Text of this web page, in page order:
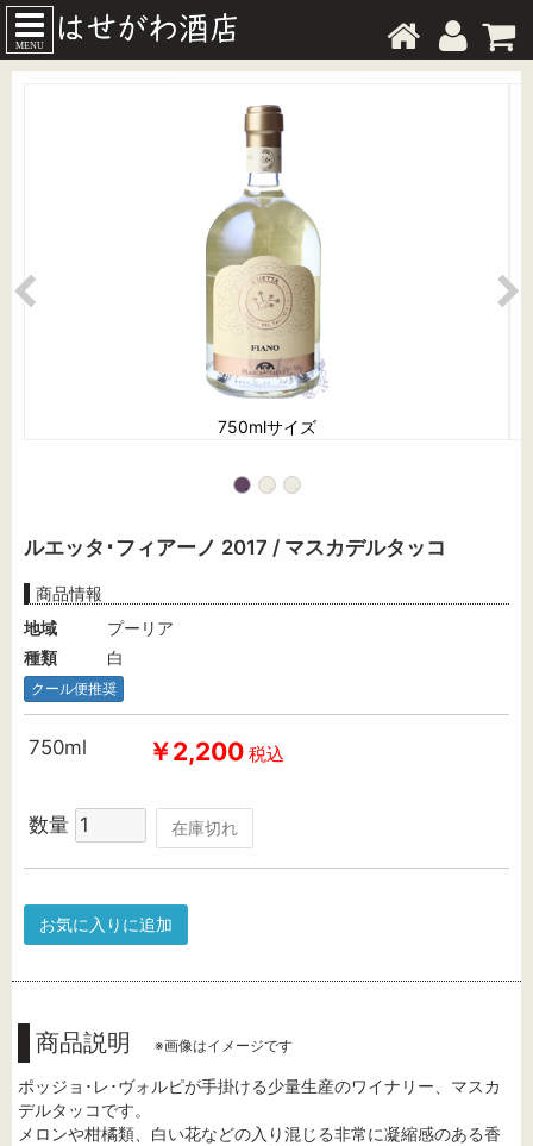
MENU
750mlサイズ
ルエッタ･フィアーノ 2017 / マスカデルタッコ
商品情報
地域
プーリア
種類
白
クール便推奨
750ml ￥2,200 税込
数量 在庫切れ
お気に入りに追加
商品説明 ※画像はイメージです
ポッジョ･レ･ヴォルピが手掛ける少量生産のワイナリー、マスカ
デルタッコです。
メロンや柑橘類、白い花などの入り混じる非常に凝縮感のある香